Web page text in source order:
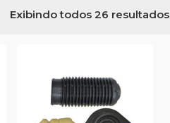
Exibindo todos 26 resultados